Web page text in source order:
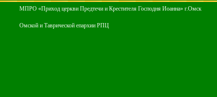
МПРО «Приход церкви Предтечи и Крестителя Господня Иоанна» г.Омск
Омской и Таврической епархии РПЦ